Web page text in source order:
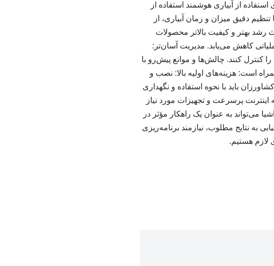
از آبیاری هوشمند استفاده از
دقیق میزان و زمان آبیاری، از
بهتر و کیفیت بالاتر محصولات
کاهش می‌یابد. مدیریت آسان‌تر:
کنترل کنند. چالش‌ها و موانع پیش‌رو با
است: هزینه‌های اولیه بالا: نصب و
باید با نحوه استفاده و نگهداری
پرسرعت و تجهیزات مورد نیاز
می‌تواند به عنوان یک راهکار مؤثر در
به نتایج مطلوب، نیازمند برنامه‌ریزی
هستیم.